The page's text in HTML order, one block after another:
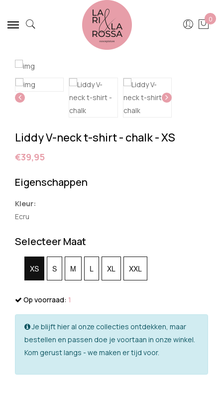
0
Liddy V-neck t-shirt - chalk - XS
€39,95
Eigenschappen
Kleur:
Ecru
Selecteer Maat
XS S M L XL XXL
Op voorraad: 1
Je blijft hier al onze collecties ontdekken, maar
bestellen en passen doe je voortaan in onze winkel.
Kom gerust langs - we maken er tijd voor.